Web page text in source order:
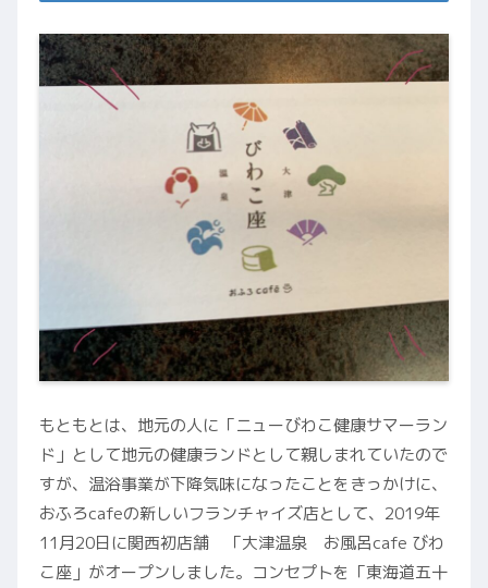
もともとは、地元の人に「ニューびわこ健康サマーラン
ド」として地元の健康ランドとして親しまれていたので
すが、温浴事業が下降気味になったことをきっかけに、
おふろcafeの新しいフランチャイズ店として、2019年
11月20日に関西初店舗 「大津温泉 お風呂cafe びわ
こ座」がオープンしました。コンセプトを「東海道五十